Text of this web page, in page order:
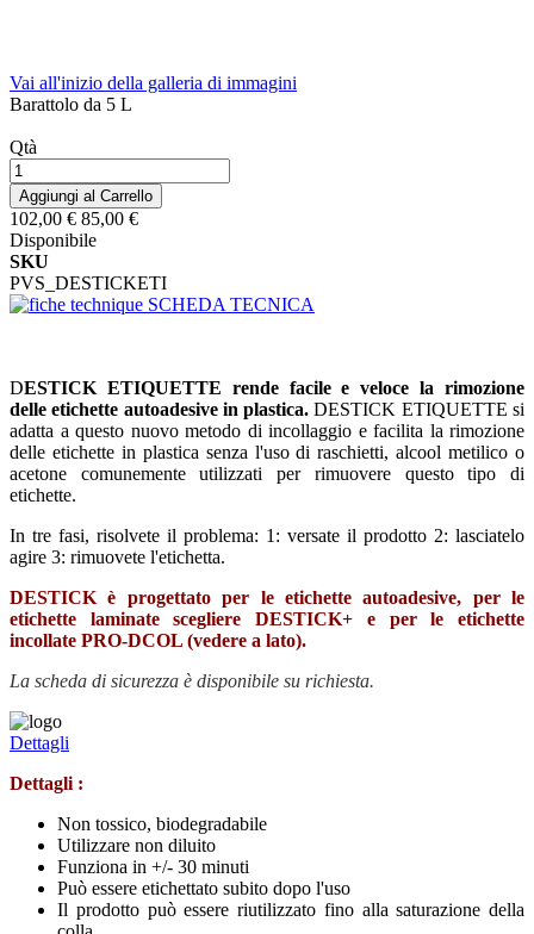
Vai all'inizio della galleria di immagini
Barattolo da 5 L
Qtà
Aggiungi al Carrello
102,00 € 85,00 €
Disponibile
SKU
PVS_DESTICKETI
SCHEDA TECNICA
DESTICK ETIQUETTE rende facile e veloce la rimozione
delle etichette autoadesive in plastica. DESTICK ETIQUETTE si
adatta a questo nuovo metodo di incollaggio e facilita la rimozione
delle etichette in plastica senza l'uso di raschietti, alcool metilico o
acetone comunemente utilizzati per rimuovere questo tipo di
etichette.
In tre fasi, risolvete il problema: 1: versate il prodotto 2: lasciatelo
agire 3: rimuovete l'etichetta.
DESTICK è progettato per le etichette autoadesive, per le
etichette laminate scegliere DESTICK+ e per le etichette
incollate PRO-DCOL (vedere a lato).
La scheda di sicurezza è disponibile su richiesta.
Dettagli
Dettagli :
Non tossico, biodegradabile
Utilizzare non diluito
Funziona in +/- 30 minuti
Può essere etichettato subito dopo l'uso
Il prodotto può essere riutilizzato fino alla saturazione della